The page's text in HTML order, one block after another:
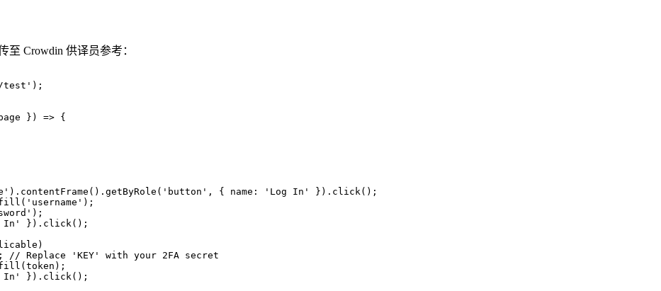
Crowdin 供译员参考：
test ' );
} ) => {
' ) . contentFrame () . getByRole ( ' button ' , { name: ' Log In ' }) . click ();
( ' username ' );
' );
In ' }) . click ();
// Replace 'KEY' with your 2FA secret
(token );
In ' }) . click ();